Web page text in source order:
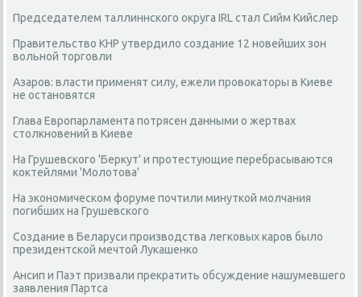
Председателем таллиннского округа IRL стал Сийм Кийслер
Правительство КНР утвердило создание 12 новейших зон
вольной торговли
Азаров: власти применят силу, ежели провокаторы в Киеве
не остановятся
Глава Европарламента потрясен данными о жертвах
столкновений в Киеве
На Грушевского 'Беркут' и протестующие перебрасываются
коктейлями 'Молотова'
На экономическом форуме почтили минуткой молчания
погибших на Грушевского
Создание в Беларуси производства легковых каров было
президентской мечтой Лукашенко
Ансип и Паэт призвали прекратить обсуждение нашумевшего
заявления Партса